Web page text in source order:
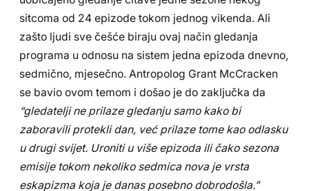
sitcoma od 24 epizode tokom jednog vikenda. Ali
zašto ljudi sve češće biraju ovaj način gledanja
programa u odnosu na sistem jedna epizoda dnevno,
sedmično, mjesečno. Antropolog Grant McCracken
se bavio ovom temom i došao je do zaključka da
“gledatelji ne prilaze gledanju samo kako bi
zaboravili protekli dan, već prilaze tome kao odlasku
u drugi svijet. Uroniti u više epizoda ili čako sezona
emisije tokom nekoliko sedmica nova je vrsta
eskapizma koja je danas posebno dobrodošla.”